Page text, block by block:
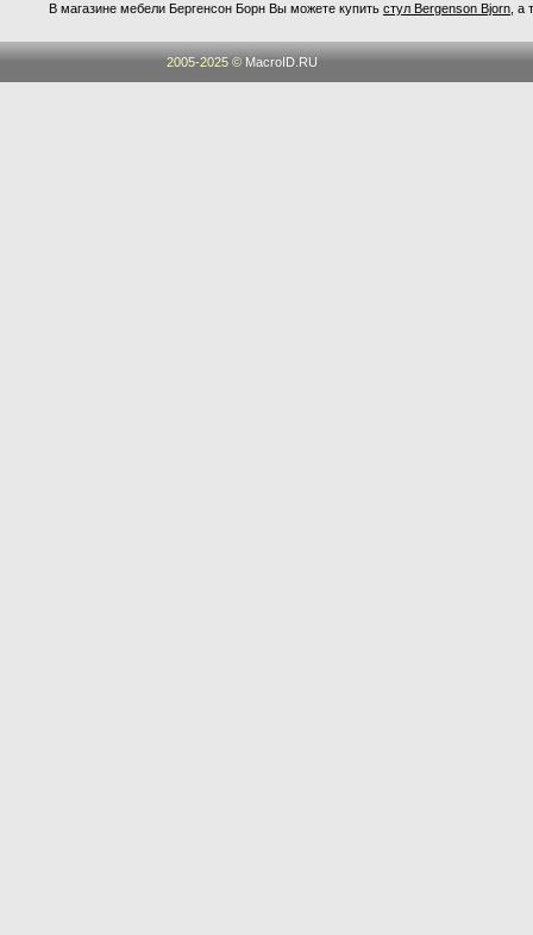
В магазине мебели Бергенсон Борн Вы можете купить стул Bergenson Bjorn ,
2005-2025 © MacroID.RU